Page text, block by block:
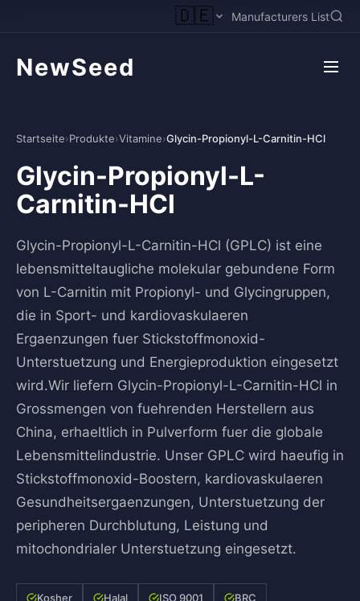
🇩🇪 Manufacturers List
NewSeed
Startseite›Produkte›Vitamine›Glycin-Propionyl-L-Carnitin-HCl
Glycin-Propionyl-L-
Carnitin-HCl
Glycin-Propionyl-L-Carnitin-HCl (GPLC) ist eine
lebensmitteltaugliche molekular gebundene Form
von L-Carnitin mit Propionyl- und Glycingruppen,
die in Sport- und kardiovaskulaeren
Ergaenzungen fuer Stickstoffmonoxid-
Unterstuetzung und Energieproduktion eingesetzt
wird.Wir liefern Glycin-Propionyl-L-Carnitin-HCl in
Grossmengen von fuehrenden Herstellern aus
China, erhaeltlich in Pulverform fuer die globale
Lebensmittelindustrie. Unser GPLC wird haeufig in
Stickstoffmonoxid-Boostern, kardiovaskulaeren
Gesundheitsergaenzungen, Unterstuetzung der
peripheren Durchblutung, Leistung und
mitochondrialer Unterstuetzung eingesetzt.
Kosher Halal ISO 9001 BRC